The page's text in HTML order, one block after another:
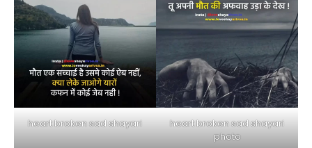
heart broken sad shayari
heart broken sad shayari
photo